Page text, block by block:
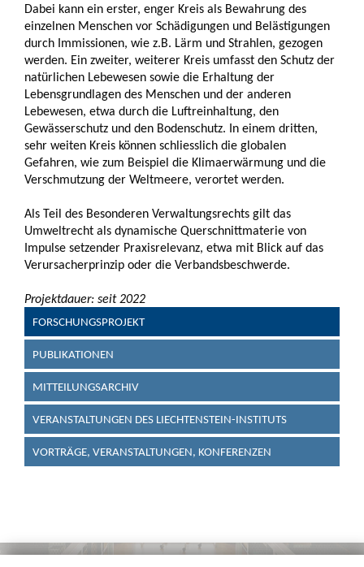
Dabei kann ein erster, enger Kreis als Bewahrung des
einzelnen Menschen vor Schädigungen und Belästigungen
durch Immissionen, wie z.B. Lärm und Strahlen, gezogen
werden. Ein zweiter, weiterer Kreis umfasst den Schutz der
natürlichen Lebewesen sowie die Erhaltung der
Lebensgrundlagen des Menschen und der anderen
Lebewesen, etwa durch die Luftreinhaltung, den
Gewässerschutz und den Bodenschutz. In einem dritten,
sehr weiten Kreis können schliesslich die globalen
Gefahren, wie zum Beispiel die Klimaerwärmung und die
Verschmutzung der Weltmeere, verortet werden.
Als Teil des Besonderen Verwaltungsrechts gilt das
Umweltrecht als dynamische Querschnittmaterie von
Impulse setzender Praxisrelevanz, etwa mit Blick auf das
Verursacherprinzip oder die Verbandsbeschwerde.
Projektdauer: seit 2022
FORSCHUNGSPROJEKT
PUBLIKATIONEN
MITTEILUNGSARCHIV
VERANSTALTUNGEN DES LIECHTENSTEIN-INSTITUTS
VORTRÄGE, VERANSTALTUNGEN, KONFERENZEN